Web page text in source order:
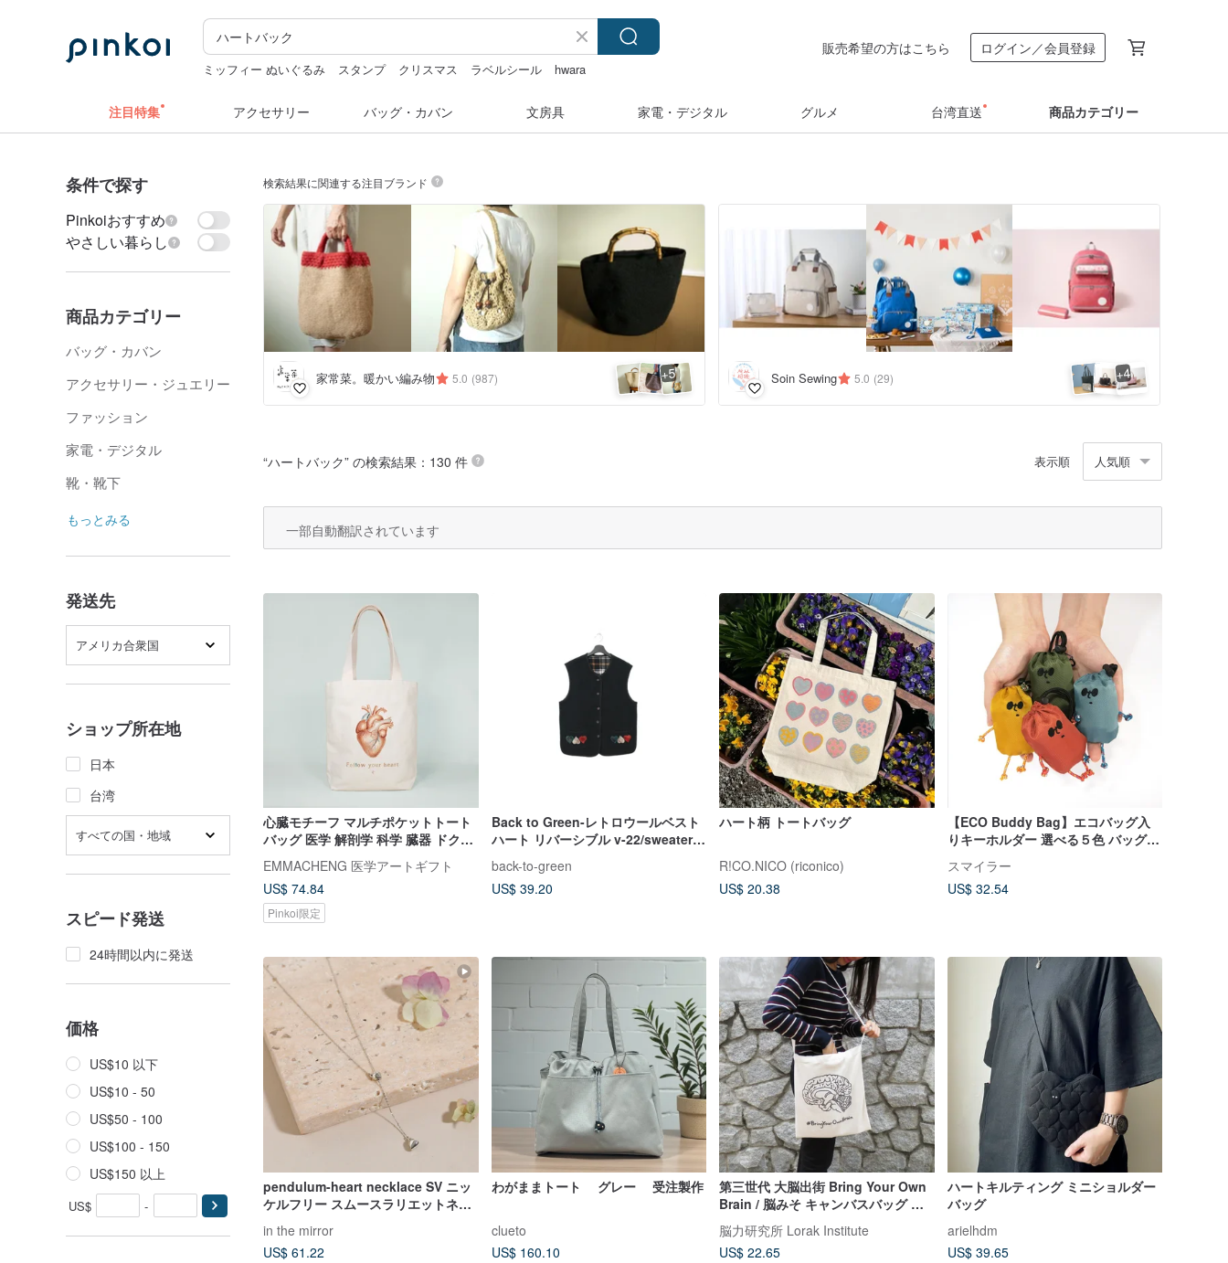
ミッフィー ぬいぐるみ スタンプ クリスマス ラベルシール
hwara
販売希望の方はこちら ログイン／会員登録
注目特集 アクセサリー バッグ・カバン 文房具 家電・デジタル グルメ 台湾直送 商品カテゴリー
条件で探す
Pinkoiおすすめ
やさしい暮らし
商品カテゴリー
バッグ・カバン
アクセサリー・ジュエリー
ファッション
家電・デジタル
靴・靴下
もっとみる
発送先
アメリカ合衆国
ショップ所在地
日本
台湾
すべての国・地域
スピード発送
24時間以内に発送
価格
US$10 以下
US$10 - 50
US$50 - 100
US$100 - 150
US$150 以上
US$ -
検索結果に関連する注目ブランド
家常菜。暖かい編み物 5.0 (987) +5 Soin Sewing 5.0 (29) +4
“ハートバック” の検索結果：130 件 表示順 人気順
一部自動翻訳されています
心臓モチーフ マルチポケットトート
バッグ 医学 解剖学 科学 臓器 ドクタ
ーズバッグ キャンバスバッグ ショル
ダーバッグ
EMMACHENG 医学アートギフト
US$ 74.84
Pinkoi限定
Back to Green-レトロウールベスト
ハート リバーシブル v-22/sweater
vest
back-to-green
US$ 39.20
ハート柄 トートバッグ
R!CO.NICO (riconico)
US$ 20.38
【ECO Buddy Bag】エコバッグ入
りキーホルダー 選べる５色 バッグチ
スマイラー
US$ 32.54
pendulum-heart necklace SV ニッ
ケルフリー スムースラリエットネッ
トのロングネックレス シルバー
in the mirror
US$ 61.22
わがままトート グレー 受注製作
clueto
US$ 160.10
第三世代 大脳出街 Bring Your Own
Brain / 脳みそ キャンバスバッグ 科
学 卒業
脳力研究所 Lorak Institute
US$ 22.65
ハートキルティング ミニショルダー
バッグ
arielhdm
US$ 39.65